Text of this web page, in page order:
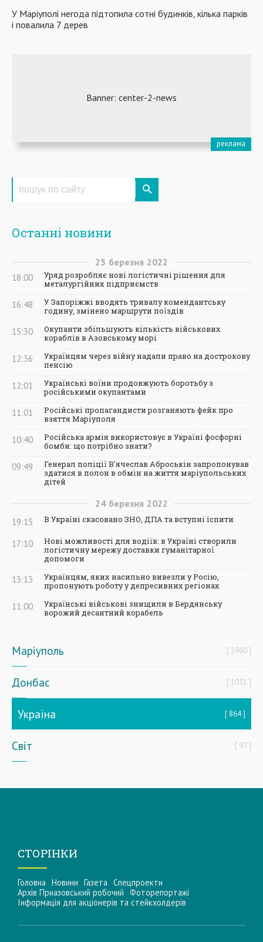
У Маріуполі негода підтопила сотні будинків, кілька парків
і повалила 7 дерев
Останні новини
25 березня 2022
18:00
Уряд розробляє нові логістичні рішення для
металургійних підприємств
16:48
У Запоріжжі вводять тривалу комендантську
годину, змінено маршрути поїздів
15:30
Окупанти збільшують кількість військових
кораблів в Азовському морі
12:36
Українцям через війну надали право на дострокову
пенсію
12:01
Українські воїни продовжують боротьбу з
російськими окупантами
11:01
Російські пропагандисти розганяють фейк про
взяття Маріуполя
10:40
Російська армія використовує в Україні фосфорні
бомби: що потрібно знати?
09:49
Генерал поліції В'ячеслав Аброськін запропонував
здатися в полон в обмін на життя маріупольських
дітей
24 березня 2022
19:15 В Україні скасовано ЗНО, ДПА та вступні іспити
17:10
Нові можливості для водіїв: в Україні створили
логістичну мережу доставки гуманітарної
допомоги
13:13
Українцям, яких насильно вивезли у Росію,
пропонують роботу у депресивних регіонах
11:00
Українські військові знищили в Бердянську
ворожий десантний корабель
Маріуполь 5960
Донбас 1031
Україна 864
Світ 97
СТОРІНКИ
Головна Новини Газета Спецпроекти
Архів Приазовський робочий Фоторепортажі
Інформацiя для акцiонерiв та стейкхолдерiв